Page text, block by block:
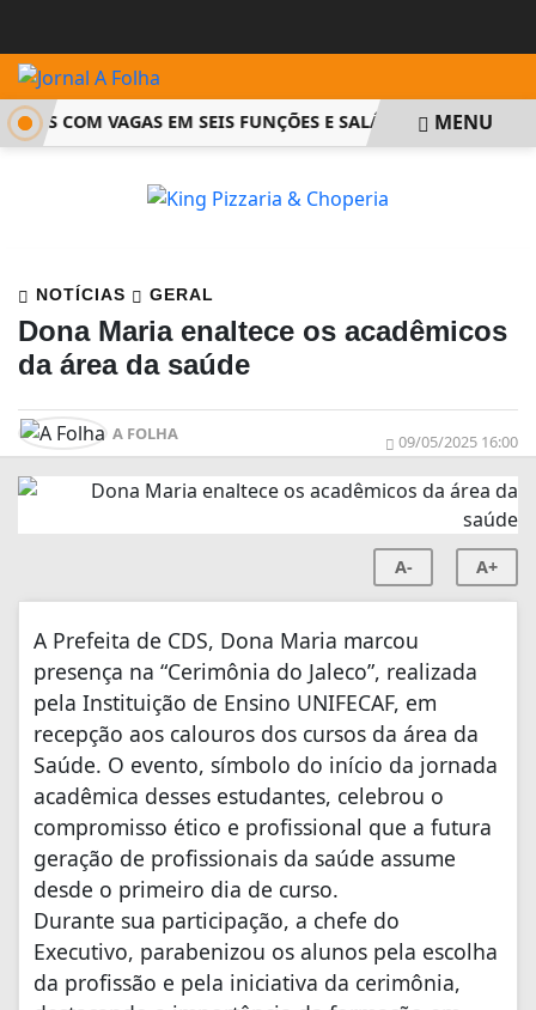
COM VAGAS EM SEIS FUNÇÕES E SALÁRIOS QUEMENU
NOTÍCIAS GERAL
Dona Maria enaltece os acadêmicos
da área da saúde
A FOLHA 09/05/2025 16:00
A- A+
A Prefeita de CDS, Dona Maria marcou
presença na “Cerimônia do Jaleco”, realizada
pela Instituição de Ensino UNIFECAF, em
recepção aos calouros dos cursos da área da
Saúde. O evento, símbolo do início da jornada
acadêmica desses estudantes, celebrou o
compromisso ético e profissional que a futura
geração de profissionais da saúde assume
desde o primeiro dia de curso.
Durante sua participação, a chefe do
Executivo, parabenizou os alunos pela escolha
da profissão e pela iniciativa da cerimônia,